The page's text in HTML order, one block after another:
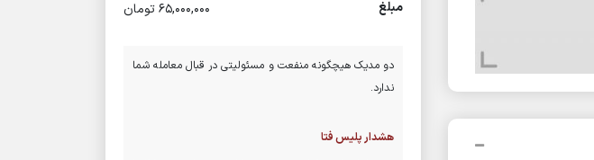
مبلغ 65,000,000 تومان
دو مدیک هیچگونه منفعت و مسئولیتی در قبال معامله شما
ندارد.
هشدار پلیس فتا